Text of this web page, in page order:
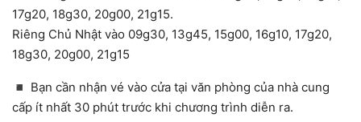
17g20, 18g30, 20g00, 21g15.
Riêng Chủ Nhật vào 09g30, 13g45, 15g00, 16g10, 17g20,
18g30, 20g00, 21g15
◾ Bạn cần nhận vé vào cửa tại văn phòng của nhà cung
cấp ít nhất 30 phút trước khi chương trình diễn ra.